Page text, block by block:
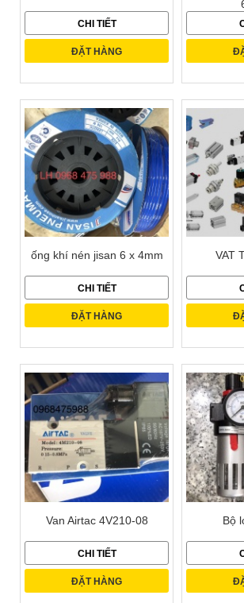
CHI TIẾT
ĐẶT HÀNG
ống khí nén jisan 6 x 4mm
CHI TIẾT
ĐẶT HÀNG
VAT
Van Airtac 4V210-08
CHI TIẾT
ĐẶT HÀNG
Bộ